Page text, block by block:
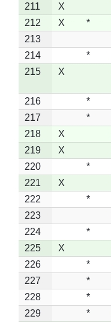
211
X
212
X *
213
214
*
215
X
216
*
217
*
218
X
219
X
220
*
221
X
222
*
223
224
*
225
X
226
*
227
*
228
*
229
*